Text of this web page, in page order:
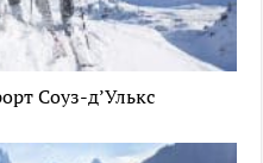
Соуз-д’Улькс